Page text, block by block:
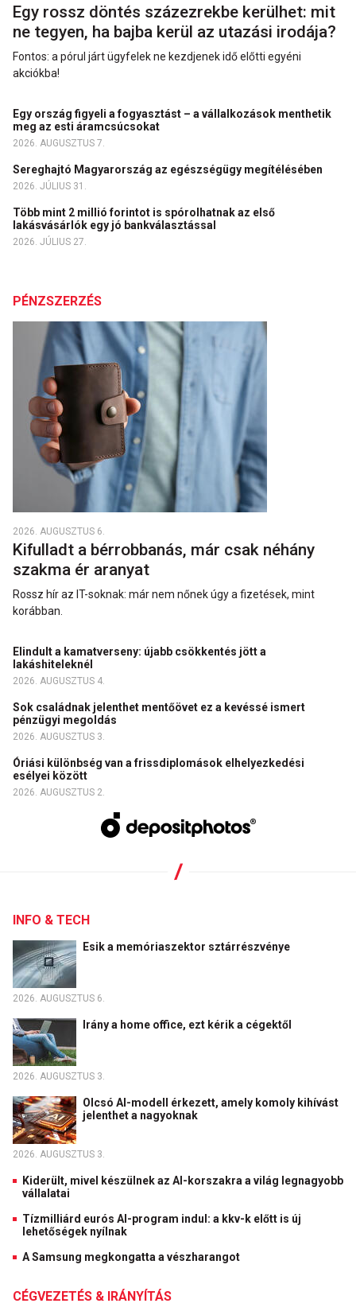
Egy rossz döntés százezrekbe kerülhet: mit
ne tegyen, ha bajba kerül az utazási irodája?
Fontos: a pórul járt ügyfelek ne kezdjenek idő előtti egyéni
akciókba!
Egy ország figyeli a fogyasztást – a vállalkozások menthetik
meg az esti áramcsúcsokat
2026. AUGUSZTUS 7.
Sereghajtó Magyarország az egészségügy megítélésében
2026. JÚLIUS 31.
Több mint 2 millió forintot is spórolhatnak az első
lakásvásárlók egy jó bankválasztással
2026. JÚLIUS 27.
PÉNZSZERZÉS
2026. AUGUSZTUS 6.
Kifulladt a bérrobbanás, már csak néhány
szakma ér aranyat
Rossz hír az IT-soknak: már nem nőnek úgy a fizetések, mint
korábban.
Elindult a kamatverseny: újabb csökkentés jött a
lakáshiteleknél
2026. AUGUSZTUS 4.
Sok családnak jelenthet mentőövet ez a kevéssé ismert
pénzügyi megoldás
2026. AUGUSZTUS 3.
Óriási különbség van a frissdiplomások elhelyezkedési
esélyei között
2026. AUGUSZTUS 2.
INFO & TECH
Esik a memóriaszektor sztárrészvénye
2026. AUGUSZTUS 6.
Irány a home office, ezt kérik a cégektől
2026. AUGUSZTUS 3.
Olcsó AI-modell érkezett, amely komoly kihívást
jelenthet a nagyoknak
2026. AUGUSZTUS 3.
Kiderült, mivel készülnek az AI-korszakra a világ legnagyobb
vállalatai
Tízmilliárd eurós AI-program indul: a kkv-k előtt is új
lehetőségek nyílnak
A Samsung megkongatta a vészharangot
CÉGVEZETÉS & IRÁNYÍTÁS